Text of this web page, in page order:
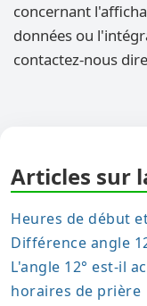
concernant
données ou
contactez-nous
Articles sur
Heures de début
Différence angle
L'angle 12° est-il
horaires de prière